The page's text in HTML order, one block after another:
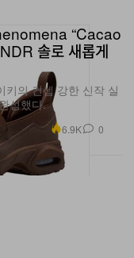
“Cacao
솔로 새롭게
키의 컨셉 강한 신작 실
성했다.
6.9K 0